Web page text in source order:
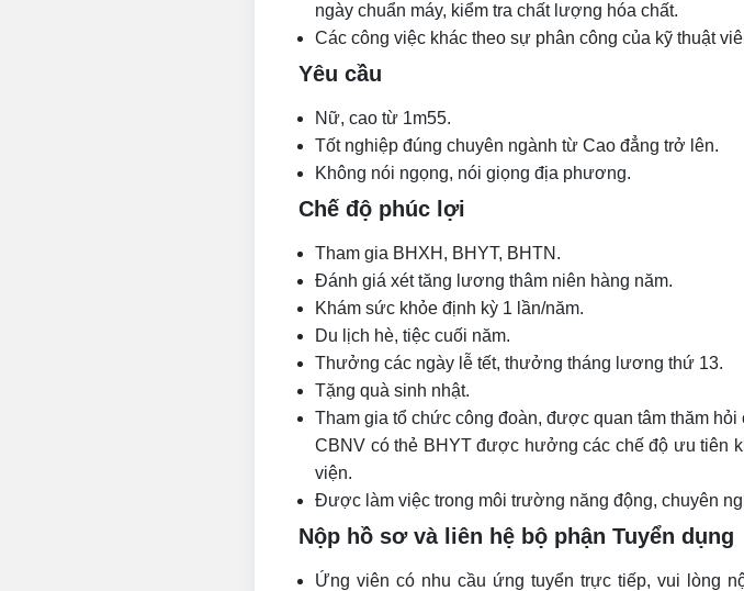
ngày chuẩn máy, kiểm tra chất lượng hóa chất.
Các công việc khác theo sự phân công của kỹ thuật
Yêu cầu
Nữ, cao từ 1m55.
Tốt nghiệp đúng chuyên ngành từ Cao đẳng trở lên.
Không nói ngọng, nói giọng địa phương.
Chế độ phúc lợi
Tham gia BHXH, BHYT, BHTN.
Đánh giá xét tăng lương thâm niên hàng năm.
Khám sức khỏe định kỳ 1 lần/năm.
Du lịch hè, tiệc cuối năm.
Thưởng các ngày lễ tết, thưởng tháng lương thứ 13.
Tặng quà sinh nhật.
Tham gia tổ chức công đoàn, được quan tâm thăm hỏi
CBNV có thẻ BHYT được hưởng các chế độ ưu tiên
viện.
Được làm việc trong môi trường năng động, chuyên
Nộp hồ sơ và liên hệ bộ phận Tuyển dụng
Ứng viên có nhu cầu ứng tuyển trực tiếp, vui lòng